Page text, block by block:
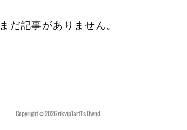
まだ記事がありません。
Copyright ©2026rikvip1art1's Ownd.